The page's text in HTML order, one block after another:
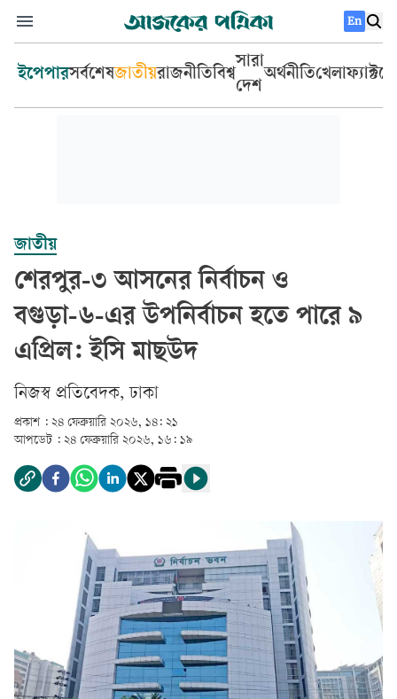
En
ইপেপারসর্বশেষজাতীয়রাজনীতিবিশ্ব
সারা
দেশ
অর্থনীতিখেলা
জাতীয়
শেরপুর-৩ আসনের নির্বাচন ও
বগুড়া-৬-এর উপনির্বাচন হতে পারে ৯
এপ্রিল: ইসি মাছউদ
‎নিজস্ব প্রতিবেদক, ঢাকা‎
প্রকাশ : ২৪ ফেব্রুয়ারি ২০২৬, ১৪: ২১
আপডেট : ২৪ ফেব্রুয়ারি ২০২৬, ১৬: ১৯